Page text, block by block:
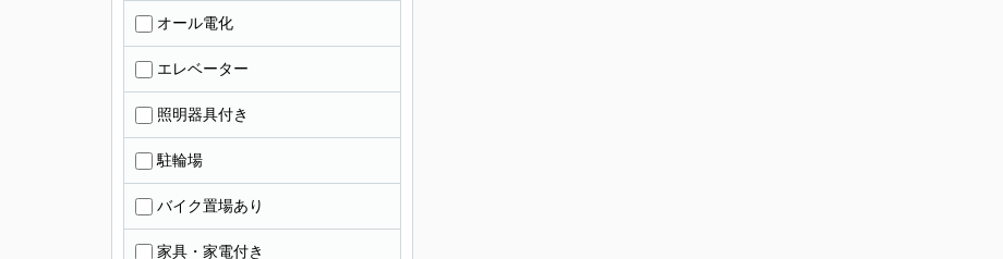
オール電化
エレベーター
照明器具付き
駐輪場
バイク置場あり
家具・家電付き